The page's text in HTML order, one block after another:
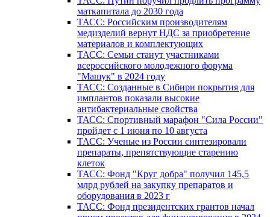
маткапитала до 2030 года
ТАСС: Российским производителям
медизделий вернут НДС за приобретение
материалов и комплектующих
ТАСС: Семьи станут участниками
всероссийского молодежного форума
"Машук" в 2024 году
ТАСС: Созданные в Сибири покрытия для
имплантов показали высокие
антибактериальные свойства
ТАСС: Спортивный марафон "Сила России"
пройдет с 1 июня по 10 августа
ТАСС: Ученые из России синтезировали
препараты, препятствующие старению
клеток
ТАСС: Фонд "Круг добра" получил 145,5
млрд рублей на закупку препаратов и
оборудования в 2023 г
ТАСС: Фонд президентских грантов начал